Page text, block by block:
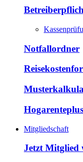
Notfallordner
Hogarenteplus
Mitgliedschaft
Jetzt Mitglied